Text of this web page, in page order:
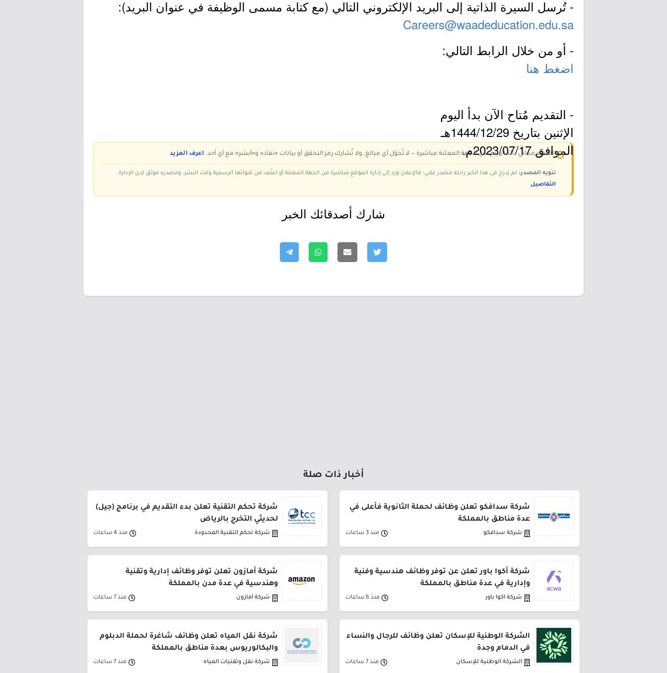
- تُرسل السيرة الذاتية إلى البريد الإلكتروني التالي (مع كتابة مسمى الوظيفة في عنوان البريد):
Careers@waadeducation.edu.sa
- أو من خلال الرابط التالي:
اضغط هنا
- التقديم مُتاح الآن بدأ اليوم
الإثنين بتاريخ 1444/12/29هـ
الموافق 2023/07/17م.
التقديم مجاني دائمًا ويتم لدى الجهة المعلنة مباشرة — لا تُحوّل أي مبالغ، ولا تُشارك رمز التحقق أو بيانات «نفاذ» و«أبشر» مع أي أحد. اعرف المزيد
تنويه المصدر: لم يُدرج في هذا الخبر رابط مصدر علني؛ فالإعلان ورد إلى إدارة الموقع مباشرة من الجهة المعلنة أو اعتُمد من قنواتها الرسمية وقت النشر، ومصدره موثق لدى الإدارة.
التفاصيل
شارك أصدقائك الخبر
أخبار ذات صلة
شركة سدافكو تعلن وظائف لحملة الثانوية فأعلى في
عدة مناطق بالمملكة
شركة سدافكو منذ 3 ساعات
شركة تحكم التقنية تعلن بدء التقديم في برنامج (جيل)
لحديثي التخرج بالرياض
شركة تحكم التقنية المحدودة منذ 4 ساعات
شركة أكوا باور تعلن عن توفر وظائف هندسية وفنية
وإدارية في عدة مناطق بالمملكة
شركة أكوا باور منذ 6 ساعات
شركة أمازون تعلن توفر وظائف إدارية وتقنية
وهندسية في عدة مدن بالمملكة
شركة أمازون منذ 7 ساعات
الشركة الوطنية للإسكان تعلن وظائف للرجال والنساء
في الدمام وجدة
الشركة الوطنية للإسكان منذ 7 ساعات
شركة نقل المياه تعلن وظائف شاغرة لحملة الدبلوم
والبكالوريوس بعدة مناطق بالمملكة
شركة نقل وتقنيات المياه منذ 7 ساعات